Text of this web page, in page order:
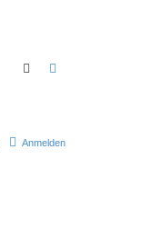
Suche
Anmelden